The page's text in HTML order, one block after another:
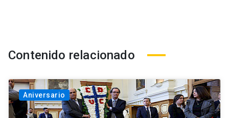
Contenido relacionado
Aniversario